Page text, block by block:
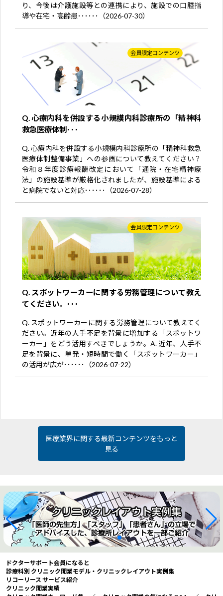
り、今後は介護施設等との連携により、施設での口腔指
導や在宅・高齢患･･････（2026-07-30）
会員限定コンテンツ
Q. 心療内科を併設する小規模内科診療所の「精神科
救急医療体制･･･
Q. 心療内科を併設する小規模内科診療所の「精神科救急
医療体制整備事業」への参画について教えてください？
令和８年度診療報酬改定において「通院・在宅精神療
法」の施設基準が厳格化されましたが、施設基準による
と病院でないと対応･･････（2026-07-28）
会員限定コンテンツ
Q. スポットワーカーに関する労務管理について教え
てください。･･･
Q. スポットワーカーに関する労務管理について教えてく
ださい。近年の人手不足を背景に増加する「スポットワ
ーカー」をどう活用すべきでしょうか。A. 近年、人手不
足を背景に、単発・短時間で働く「スポットワーカー」
の活用が広が･･････（2026-07-22）
医療業界に関する最新コンテンツをもっと
見る
ドクターサポート会員になると
診療科別 クリニック開業モデル・クリニックレイアウト実例集
リコーリース サービス紹介
クリニック開業実績